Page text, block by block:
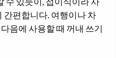
간편합니다. 여행이나 차
음에 사용할 때 꺼내 쓰기